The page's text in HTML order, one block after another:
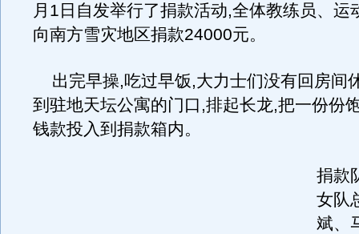
月1日自发举行了捐款活动,全体教练员、运
向南方雪灾地区捐款24000元。
出完早操,吃过早饭,大力士们没有回房间
到驻地天坛公寓的门口,排起长龙,把一份份
钱款投入到捐款箱内。
捐款
女队
斌、